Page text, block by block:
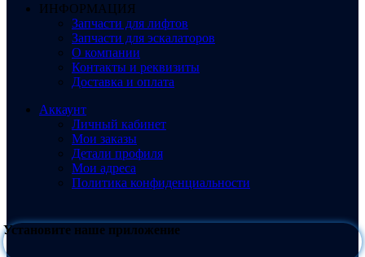
ИНФОРМАЦИЯ
Запчасти для лифтов
Запчасти для эскалаторов
О компании
Контакты и реквизиты
Доставка и оплата
Аккаунт
Личный кабинет
Мои заказы
Детали профиля
Мои адреса
Политика конфиденциальности
Установите наше приложение